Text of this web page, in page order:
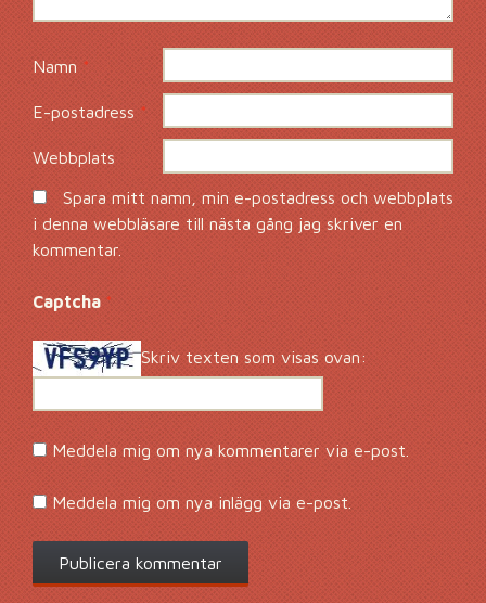
Namn*
E-postadress*
Webbplats
Spara mitt namn, min e-postadress och webbplats
i denna webbläsare till nästa gång jag skriver en
kommentar.
Captcha *
Skriv texten som visas ovan:
Meddela mig om nya kommentarer via e-post.
Meddela mig om nya inlägg via e-post.